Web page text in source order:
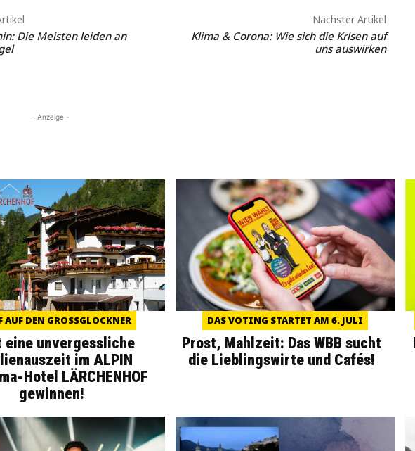
Die Meisten leiden an
Nächster Artikel
Klima & Corona: Wie sich die Krisen auf
uns auswirken
- Anzeige -
AUF DEN GROSSGLOCKNER
eine unvergessliche
im ALPIN
Hotel LÄRCHENHOF
gewinnen!
DAS VOTING STARTET AM 6. JULI
Prost, Mahlzeit: Das WBB sucht
die Lieblingswirte und Cafés!